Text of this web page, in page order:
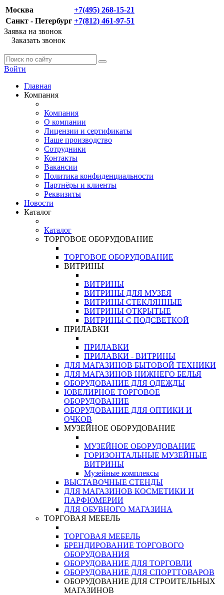
Москва
+7(495) 268-15-21
Санкт - Петербург +7(812) 461-97-51
Заявка на звонок
Заказать звонок
Войти
Главная
Компания
Компания
О компании
Лицензии и сертификаты
Наше производство
Сотрудники
Контакты
Вакансии
Политика конфиденциальности
Партнёры и клиенты
Реквизиты
Новости
Каталог
Каталог
ТОРГОВОЕ ОБОРУДОВАНИЕ
ТОРГОВОЕ ОБОРУДОВАНИЕ
ВИТРИНЫ
ВИТРИНЫ
ВИТРИНЫ ДЛЯ МУЗЕЯ
ВИТРИНЫ СТЕКЛЯННЫЕ
ВИТРИНЫ ОТКРЫТЫЕ
ВИТРИНЫ С ПОДСВЕТКОЙ
ПРИЛАВКИ
ПРИЛАВКИ
ПРИЛАВКИ - ВИТРИНЫ
ДЛЯ МАГАЗИНОВ БЫТОВОЙ ТЕХНИКИ
ДЛЯ МАГАЗИНОВ НИЖНЕГО БЕЛЬЯ
ОБОРУДОВАНИЕ ДЛЯ ОДЕЖДЫ
ЮВЕЛИРНОЕ ТОРГОВОЕ
ОБОРУДОВАНИЕ
ОБОРУДОВАНИЕ ДЛЯ ОПТИКИ И
ОЧКОВ
МУЗЕЙНОЕ ОБОРУДОВАНИЕ
МУЗЕЙНОЕ ОБОРУДОВАНИЕ
ГОРИЗОНТАЛЬНЫЕ МУЗЕЙНЫЕ
ВИТРИНЫ
Музейные комплексы
ВЫСТАВОЧНЫЕ СТЕНДЫ
ДЛЯ МАГАЗИНОВ КОСМЕТИКИ И
ПАРФЮМЕРИИ
ДЛЯ ОБУВНОГО МАГАЗИНА
ТОРГОВАЯ МЕБЕЛЬ
ТОРГОВАЯ МЕБЕЛЬ
БРЕНДИРОВАНИЕ ТОРГОВОГО
ОБОРУДОВАНИЯ
ОБОРУДОВАНИЕ ДЛЯ ТОРГОВЛИ
ОБОРУДОВАНИЕ ДЛЯ СПОРТТОВАРОВ
ОБОРУДОВАНИЕ ДЛЯ СТРОИТЕЛЬНЫХ
МАГАЗИНОВ